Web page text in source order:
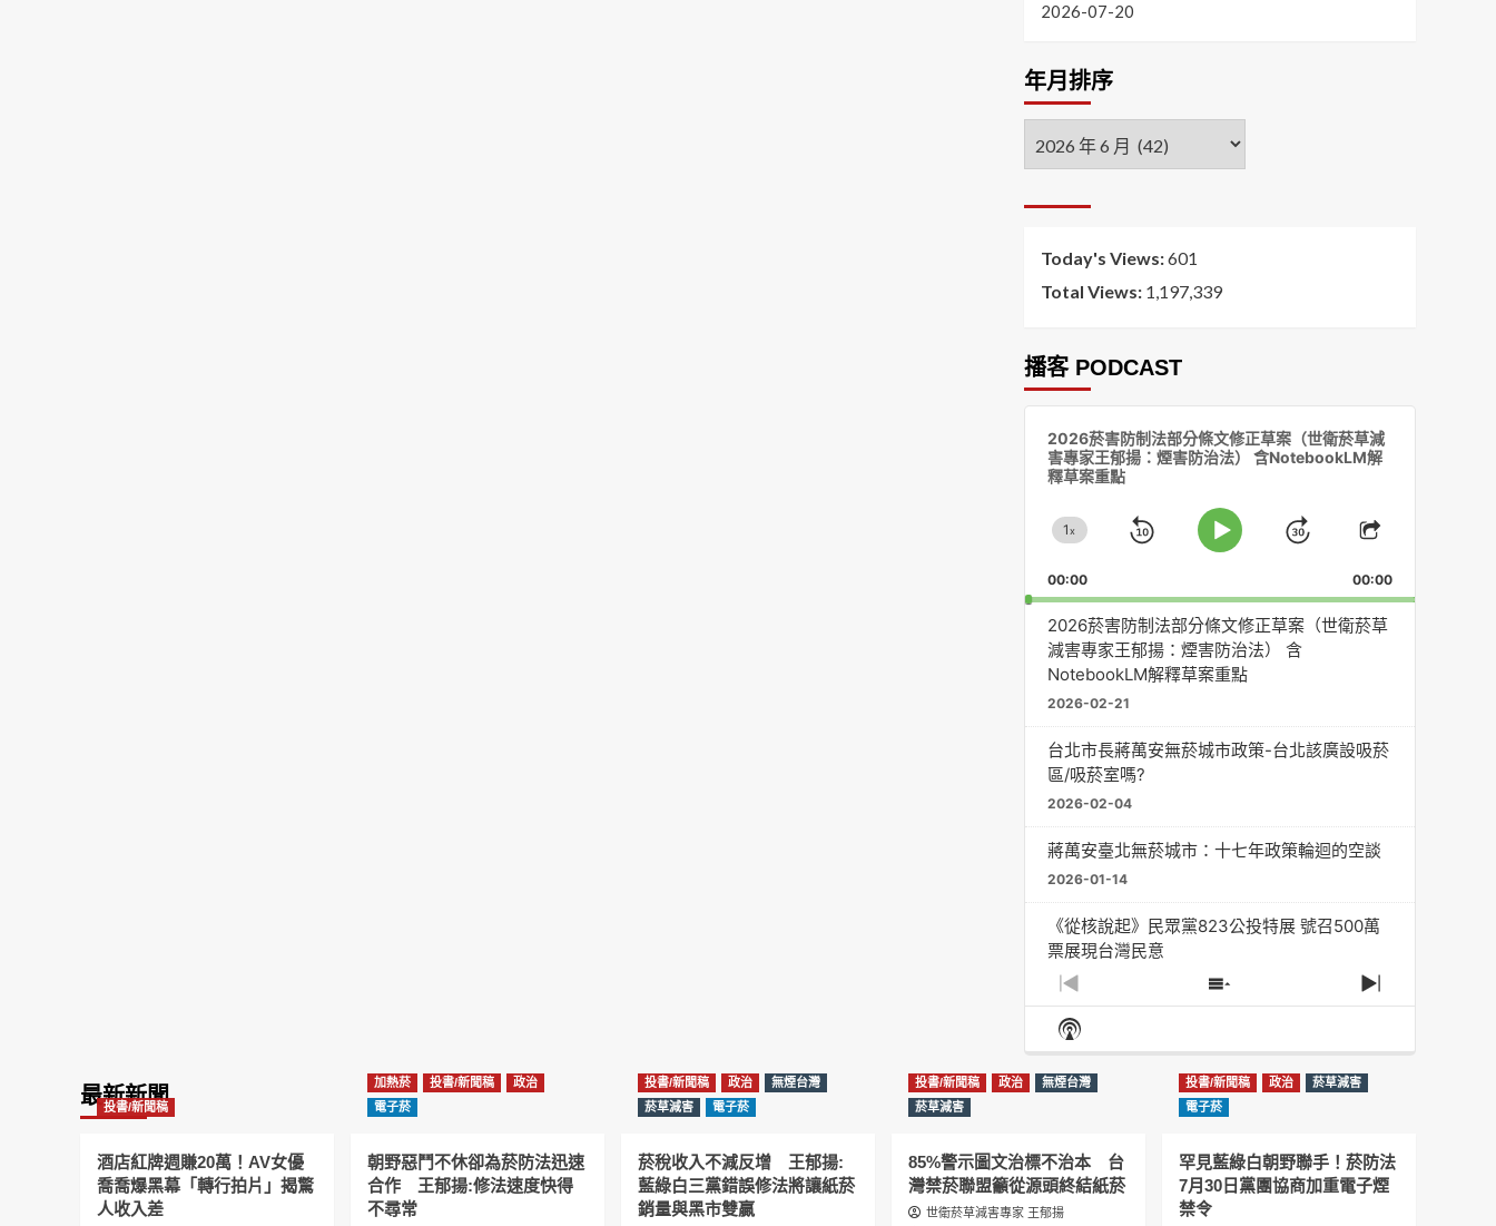
2026-07-20
年月排序
Today's Views:601
Total Views: 1,197,339
播客 PODCAST
2026菸害防制法部分條文修正草案（世衛菸草減
害專家王郁揚：煙害防治法） 含NotebookLM解
釋草案重點
Change
Rate
1x
Skip Play
Jump
Forward
Share
Episode
00:00 00:00
2026菸害防制法部分條文修正草案（世衛菸草
減害專家王郁揚：煙害防治法） 含
NotebookLM解釋草案重點
2026-02-21
台北市長蔣萬安無菸城市政策-台北該廣設吸菸
區/吸菸室嗎?
2026-02-04
蔣萬安臺北無菸城市：十七年政策輪迴的空談
2026-01-14
《從核說起》民眾黨823公投特展 號召500萬
票展現台灣民意
2025-08-11
大罷免凸 <726,823反罷免主題曲> #大展鴻圖
2025-07-05
دليل مناصرة السجائر الإلكترونية: التاريخ الخفي
الاجتماعية #Fahad Al-Jalajel #فهد بن
عبدالرحمن الجلاجل #Sania Nishtar #ثانیہ نشتر;
2025-05-17
Previous
Episode
Show
Episodes
Next
Episode
Show
Podcast
Information
最新新聞
投書/新聞稿
酒店紅牌週賺20萬！AV女優
喬喬爆黑幕「轉行拍片」揭驚
人收入差
加熱菸 投書/新聞稿
政治
電子菸
朝野惡鬥不休卻為菸防法迅速
合作 王郁揚:修法速度快得
不尋常
投書/新聞稿 政治
無煙台灣
菸草減害
電子菸
菸稅收入不減反增 王郁揚:
藍綠白三黨錯誤修法將讓紙菸
銷量與黑市雙贏
投書/新聞稿 政治
無煙台灣
菸草減害
85%警示圖文治標不治本 台
灣禁菸聯盟籲從源頭終結紙菸
世衛菸草減害專家 王郁揚
投書/新聞稿 政治
菸草減害
電子菸
罕見藍綠白朝野聯手！菸防法
7月30日黨團協商加重電子煙
禁令